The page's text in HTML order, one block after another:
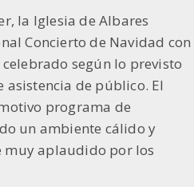
la Iglesia de Albares
Concierto de Navidad con
según lo previsto
asistencia de público. El
programa de
un ambiente cálido y
muy aplaudido por los